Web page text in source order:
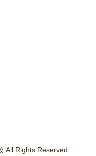
All Rights Reserved.